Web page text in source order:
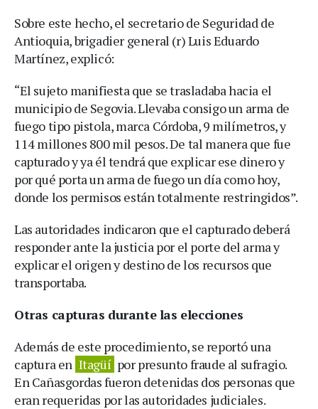
Sobre este hecho, el secretario de Seguridad de
Antioquia, brigadier general (r) Luis Eduardo
Martínez, explicó:
“El sujeto manifiesta que se trasladaba hacia el
municipio de Segovia. Llevaba consigo un arma de
fuego tipo pistola, marca Córdoba, 9 milímetros, y
114 millones 800 mil pesos. De tal manera que fue
capturado y ya él tendrá que explicar ese dinero y
por qué porta un arma de fuego un día como hoy,
donde los permisos están totalmente restringidos”.
Las autoridades indicaron que el capturado deberá
responder ante la justicia por el porte del arma y
explicar el origen y destino de los recursos que
transportaba.
Otras capturas durante las elecciones
Además de este procedimiento, se reportó una
captura en Itagüí por presunto fraude al sufragio.
En Cañasgordas fueron detenidas dos personas que
eran requeridas por las autoridades judiciales.